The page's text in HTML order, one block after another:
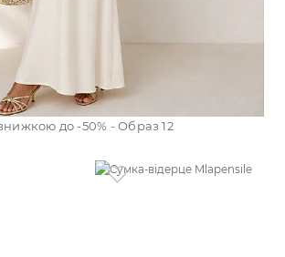
знижкою до -50% - Образ 12